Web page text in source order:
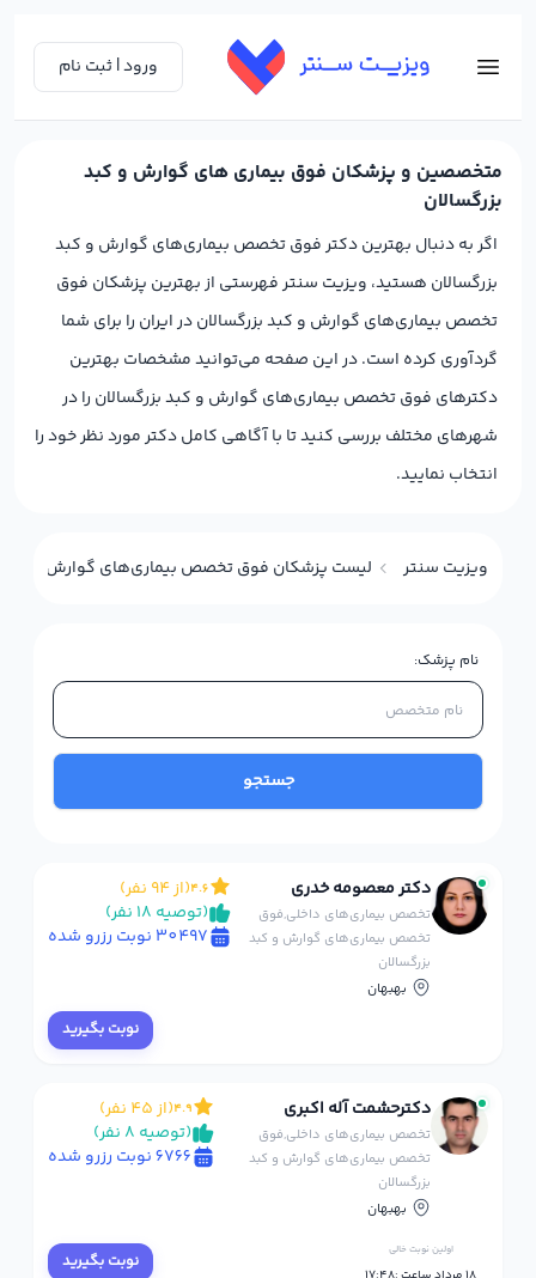
ورود | ثبت نام
متخصصین و پزشکان فوق بیماری های گوارش و کبد
بزرگسالان
اگر به دنبال بهترین دکتر فوق تخصص بیماری‌های گوارش و کبد
بزرگسالان هستید، ویزیت سنتر فهرستی از بهترین پزشکان فوق
تخصص بیماری‌های گوارش و کبد بزرگسالان در ایران را برای شما
گردآوری کرده است. در این صفحه می‌توانید مشخصات بهترین
دکترهای فوق تخصص بیماری‌های گوارش و کبد بزرگسالان را در
شهرهای مختلف بررسی کنید تا با آگاهی کامل دکتر مورد نظر خود را
انتخاب نمایید.
ویزیت سنتر لیست پزشکان فوق تخصص بیماری‌های گوارش و کبد
نام پزشک:
جستجو
دکتر معصومه خدری
تخصص بیماری‌های داخلی,فوق
تخصص بیماری‌های گوارش و کبد
بزرگسالان
بهبهان
4.6(از 94 نفر)
(توصیه 18 نفر)
30497 نوبت رزرو شده
نوبت بگیرید
دکترحشمت آله اکبری
تخصص بیماری‌های داخلی,فوق
تخصص بیماری‌های گوارش و کبد
بزرگسالان
بهبهان
4.9(از 45 نفر)
(توصیه 8 نفر)
6766 نوبت رزرو شده
اولین نوبت خالی
نوبت بگیرید